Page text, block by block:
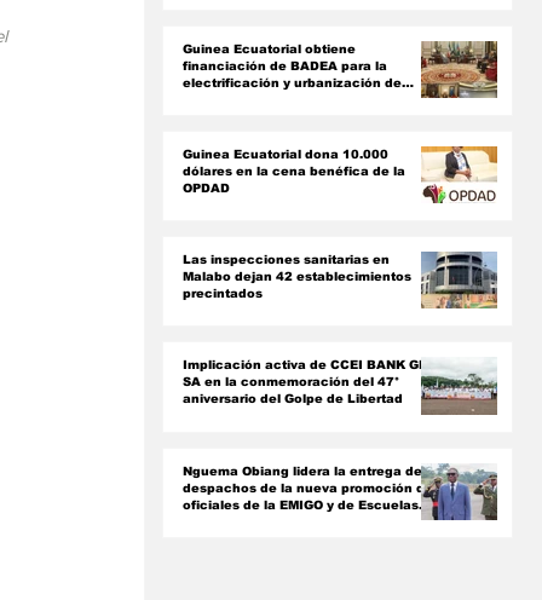
Guinea Ecuatorial obtiene
financiación de BADEA para la
electrificación y urbanización de
Guinea Ecuatorial dona 10.000
dólares en la cena benéfica de la
OPDAD
Las inspecciones sanitarias en
Malabo dejan 42 establecimientos
precintados
Implicación activa de CCEI BANK GE
SA en la conmemoración del 47°
aniversario del Golpe de Libertad ‎
Nguema Obiang lidera la entrega de
despachos de la nueva promoción de
oficiales de la EMIGO y de Escuelas